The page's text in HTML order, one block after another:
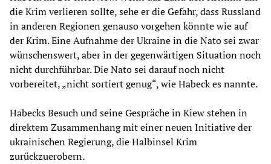
die Krim verlieren sollte, sehe er die Gefahr, dass Russland
in anderen Regionen genauso vorgehen könnte wie auf
der Krim. Eine Aufnahme der Ukraine in die Nato sei zwar
wünschenswert, aber in der gegenwärtigen Situation noch
nicht durchführbar. Die Nato sei darauf noch nicht
vorbereitet, „nicht sortiert genug“, wie Habeck es nannte.
Habecks Besuch und seine Gespräche in Kiew stehen in
direktem Zusammenhang mit einer neuen Initiative der
ukrainischen Regierung, die Halbinsel Krim
zurückzuerobern.